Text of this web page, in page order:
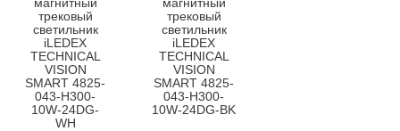
трековый
светильник
iLEDEX
TECHNICAL
VISION
SMART 4825-
043-H300-
10W-24DG-
WH
трековый
светильник
iLEDEX
TECHNICAL
VISION
SMART 4825-
043-H300-
10W-24DG-BK